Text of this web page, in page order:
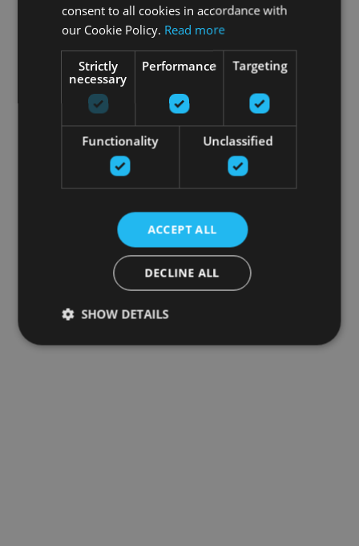
consent to all cookies in accordance with
our Cookie Policy. Read more
Strictly
necessary
Performance Targeting
Functionality Unclassified
ACCEPT ALL
DECLINE ALL
SHOW DETAILS